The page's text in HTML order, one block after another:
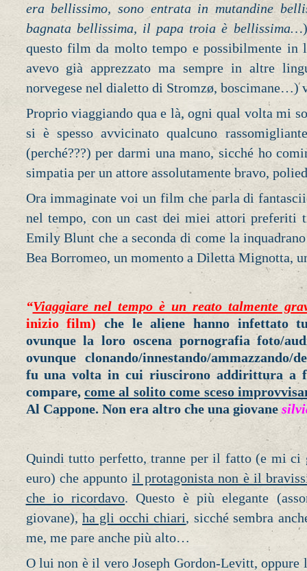
era bellissimo, sono entrata in mutandine
bagnata bellissima, il papa troia è bellissima…
questo film da molto tempo e possibilmente in
avevo già apprezzato ma sempre in altre
norvegese nel dialetto di Stromzø, boscimane…)
Proprio viaggiando qua e là, ogni qual volta mi
si è spesso avvicinato qualcuno
(perché???) per darmi una mano, sicché ho
simpatia per un attore assolutamente bravo,
Ora immaginate voi un film che parla di
nel tempo, con un cast dei miei attori preferiti
Emily Blunt che a seconda di come la
Bea Borromeo, un momento a Diletta Mignotta,
“Viaggiare nel tempo è un reato talmente
inizio film) che le aliene hanno infettato
ovunque la loro oscena pornografia foto/
ovunque clonando/innestando/ammazzando/
fu una volta in cui riuscirono addirittura a
compare, come al solito come sceso
Al Cappone. Non era altro che una giovane
Quindi tutto perfetto, tranne per il fatto (e mi ci
euro) che appunto il protagonista non è il
che io ricordavo. Questo è più elegante
giovane), ha gli occhi chiari, sicché sembra
me, me pare anche più alto…
O lui non è il vero Joseph Gordon-Levitt, oppure